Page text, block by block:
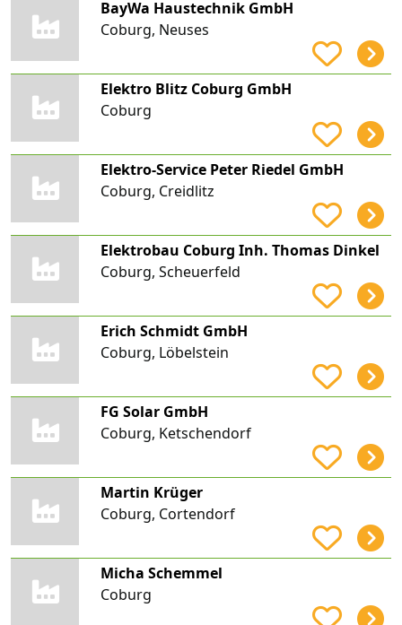
BayWa Haustechnik GmbH
Coburg, Neuses
Elektro Blitz Coburg GmbH
Coburg
Elektro-Service Peter Riedel GmbH
Coburg, Creidlitz
Elektrobau Coburg Inh. Thomas Dinkel
Coburg, Scheuerfeld
Erich Schmidt GmbH
Coburg, Löbelstein
FG Solar GmbH
Coburg, Ketschendorf
Martin Krüger
Coburg, Cortendorf
Micha Schemmel
Coburg